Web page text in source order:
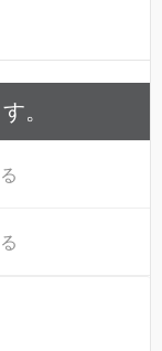
。